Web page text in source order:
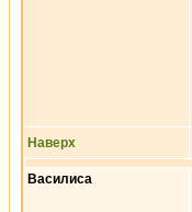
Наверх
Василиса